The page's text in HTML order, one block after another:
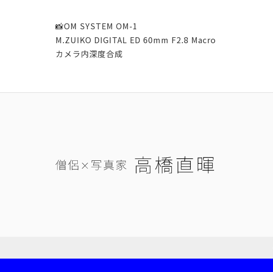
📸OM SYSTEM OM-1
M.ZUIKO DIGITAL ED 60mm F2.8 Macro
カメラ内深度合成